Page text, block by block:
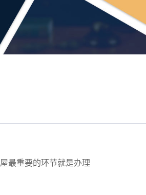
最重要的环节就是办理